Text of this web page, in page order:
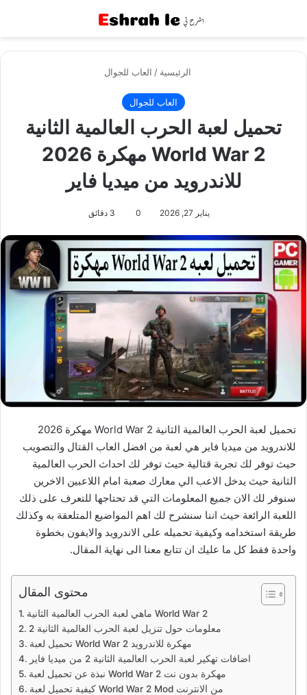
الرئيسية / العاب للجوال
العاب للجوال
تحميل لعبة الحرب العالمية الثانية
World War 2 مهكرة 2026
للاندرويد من ميديا فاير
يناير 27, 2026 0
تحميل لعبة الحرب العالمية الثانية World War 2 مهكرة 2026
للاندرويد من ميديا فاير هي لعبة من افضل العاب القتال والتصويب
حيث توفر لك تجربة قتالية حيث توفر لك احداث الحرب العالمية
الثانية حيث يدخل الاعب الي معارك صعبة امام اللاعبين الاخرين
سنوفر لك الان جميع المعلومات التي قد تحتاجها للتعرف على ذلك
اللعبة الرائعة حيث اننا سنشرح لك اهم المواضيع المتلعقة به وكذلك
طريقة استخدامه وكيفية تحميله على الاندرويد والايفون بخطوة
واحدة فقط كل ما عليك ان تتابع معنا الى نهاية المقال.
محتوى المقال
ماهي لعبة الحرب العالمية الثانية World War 2
معلومات حول تنزيل لعبة الحرب العالمية الثانية 2
تحميل لعبة World War 2 مهكرة للاندرويد
اضافات تهكير لعبة الحرب العالمية الثانية 2 من ميديا فاير
نبذة عن تحميل لعبة World War 2 مهكرة بدون نت
كيفية تحميل لعبة World War 2 Mod من الانترنت